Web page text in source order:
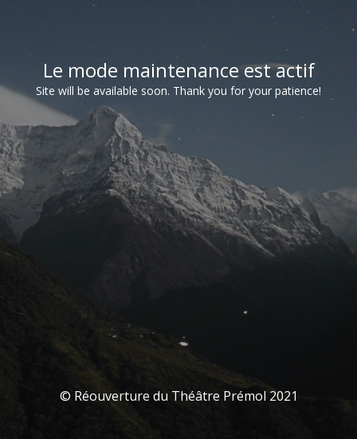
Le mode maintenance est actif
Site will be available soon. Thank you for your patience!
© Réouverture du Théâtre Prémol 2021